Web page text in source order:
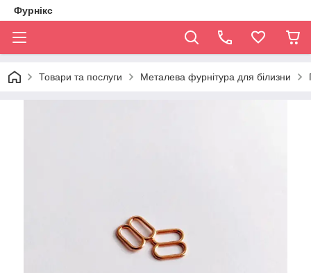
Фурнікс
Товари та послуги Металева фурнітура для білизни